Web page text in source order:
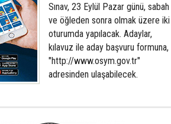
Sınav, 23 Eylül Pazar günü, sabah
ve öğleden sonra olmak üzere iki
oturumda yapılacak. Adaylar,
kılavuz ile aday başvuru formuna,
"http://www.osym.gov.tr"
adresinden ulaşabilecek.